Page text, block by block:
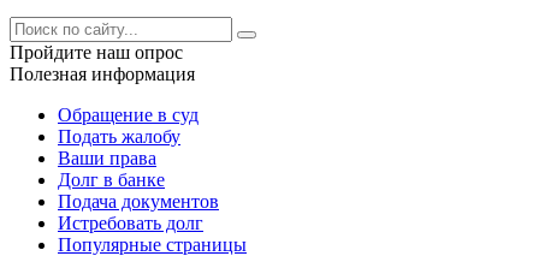
Пройдите наш опрос
Полезная информация
Обращение в суд
Подать жалобу
Ваши права
Долг в банке
Подача документов
Истребовать долг
Популярные страницы